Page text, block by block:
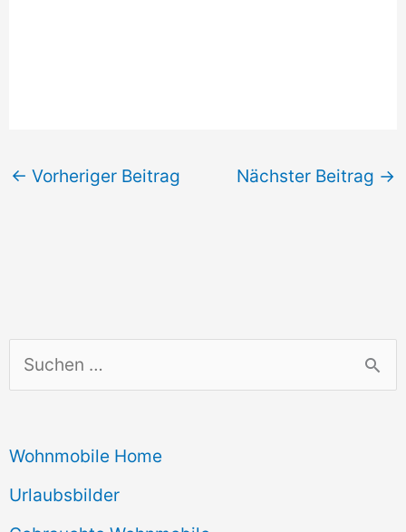
u
h
e
n
Wohnmobile Home
Urlaubsbilder
← Vorheriger Beitrag Nächster Beitrag →